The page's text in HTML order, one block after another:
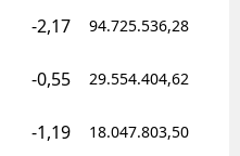
-2,17 94.725.536,28
-0,55 29.554.404,62
-1,19 18.047.803,50